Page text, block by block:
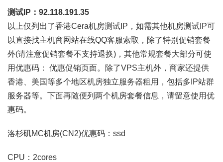
测试IP：92.118.191.35
以上仅列出了香港Cera机房测试IP，如需其他机房测试IP可
以直接找主机商网站在线QQ客服索取，除了特别促销套餐
外(请注意促销套餐不支持退换)，其他常规套餐大部分可使
用优惠码： 优惠促销页面。除了VPS主机外，商家还提供
香港、美国等多个地区机房独立服务器租用，包括多IP站群
服务器等。下面再随便列两个机房套餐信息，请留意使用优
惠码。
洛杉矶MC机房(CN2)优惠码：ssd
CPU：2cores